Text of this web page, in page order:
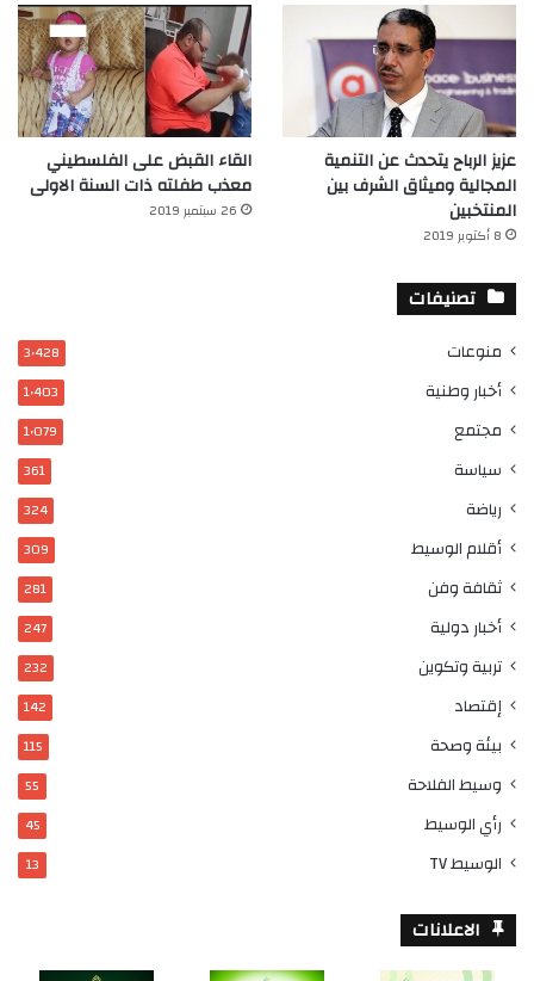
عزيز الرباح يتحدث عن التنمية
المجالية وميثاق الشرف بين
المنتخبين
8 أكتوبر 2019
القاء القبض على الفلسطيني
معذب طفلته ذات السنة الاولى
26 سبتمبر 2019
تصنيفات
منوعات 3٬428
أخبار وطنية 1٬403
مجتمع 1٬079
سياسة 361
رياضة 324
أقلام الوسيط 309
ثقافة وفن 281
أخبار دولية 247
تربية وتكوين 232
إقتصاد 142
بيئة وصحة 115
وسيط الفلاحة 55
رأي الوسيط 45
الوسيط TV 13
الاعلانات